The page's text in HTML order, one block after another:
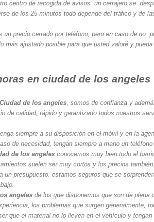
centro de recogida de avisos, un cerrajero se
de los 25 minutos todo depende del tráfico y de
un precio cerrado por teléfono, pero en caso de no
más ajustado posible para que usted valoré y pueda
en ciudad de los angeles
de los angeles , somos de confianza y
de calidad, rápido y garantizado todos nuestros
siempre a su disposición en el móvil y en la
de necesidad, tengan siempre a mano un teléfono
de los angeles conocemos muy bien todo el
suelen ser muy cortos y los precios
un presupuesto. estamos seguros que se
angeles de los que disponemos que son de plena
los problemas que surgen generalmente,
que el material no lo lleven en el vehículo y tengan